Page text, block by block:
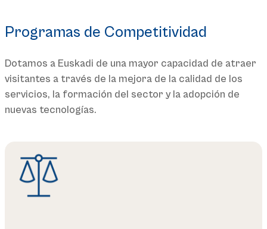
Programas de Competitividad
Dotamos a Euskadi de una mayor capacidad de atraer
visitantes a través de la mejora de la calidad de los
servicios, la formación del sector y la adopción de
nuevas tecnologías.